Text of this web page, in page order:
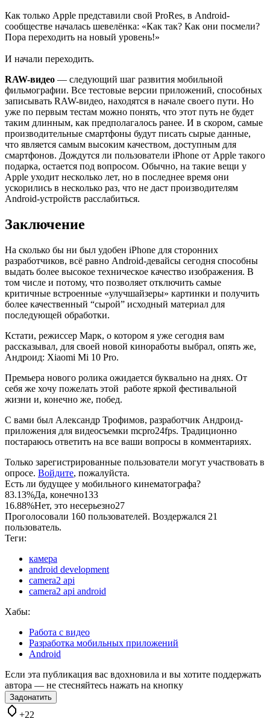
Как только Apple представили свой ProRes, в Android-
сообществе началась шевелёнка: «Как так? Как они посмели?
Пора переходить на новый уровень!»
И начали переходить.
RAW-видео — следующий шаг развития мобильной
фильмографии. Все тестовые версии приложений, способных
записывать RAW-видео, находятся в начале своего пути. Но
уже по первым тестам можно понять, что этот путь не будет
таким длинным, как предполагалось ранее. И в скором, самые
производительные смартфоны будут писать сырые данные,
что является самым высоким качеством, доступным для
смартфонов. Дождутся ли пользователи iPhone от Apple такого
подарка, остается под вопросом. Обычно, на такие вещи у
Apple уходит несколько лет, но в последнее время они
ускорились в несколько раз, что не даст производителям
Android-устройств расслабиться.
Заключение
На сколько бы ни был удобен iPhone для сторонних
разработчиков, всё равно Android-девайсы сегодня способны
выдать более высокое техническое качество изображения. В
том числе и потому, что позволяет отключить самые
критичные встроенные «улучшайзеры» картинки и получить
более качественный “сырой” исходный материал для
последующей обработки.
Кстати, режиссер Марк, о котором я уже сегодня вам
рассказывал, для своей новой киноработы выбрал, опять же,
Андроид: Xiaomi Mi 10 Pro.
Премьера нового ролика ожидается буквально на днях. От
себя же хочу пожелать этой работе яркой фестивальной
жизни и, конечно же, побед.
С вами был Александр Трофимов, разработчик Андроид-
приложения для видеосъемки mcpro24fps. Традиционно
постараюсь ответить на все ваши вопросы в комментариях.
Только зарегистрированные пользователи могут участвовать в
опросе. Войдите, пожалуйста.
Есть ли будущее у мобильного кинематографа?
83.13%Да, конечно133
16.88%Нет, это несерьезно27
Проголосовали 160 пользователей. Воздержался 21
пользователь.
Теги:
камера
android development
camera2 api
camera2 api android
Хабы:
Работа с видео
Разработка мобильных приложений
Android
Если эта публикация вас вдохновила и вы хотите поддержать
автора — не стесняйтесь нажать на кнопку
Задонатить
+22